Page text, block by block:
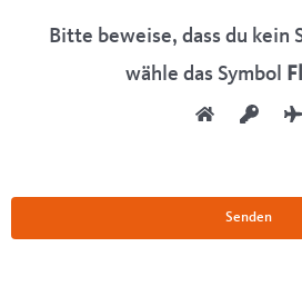
Bitte beweise, dass du kein
wähle das Symbol